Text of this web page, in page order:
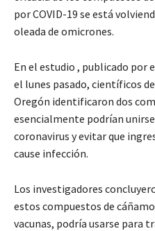
por COVID-19 se está
oleada de omicrones.
En el estudio , publicado por
el lunes pasado, científicos
Oregón identificaron dos
esencialmente podrían
coronavirus y evitar que
cause infección.
Los investigadores
estos compuestos de
vacunas, podría usarse para